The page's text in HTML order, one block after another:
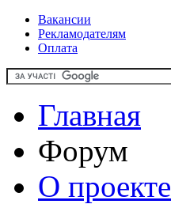
Вакансии
Рекламодателям
Оплата
Главная
Форум
О проекте